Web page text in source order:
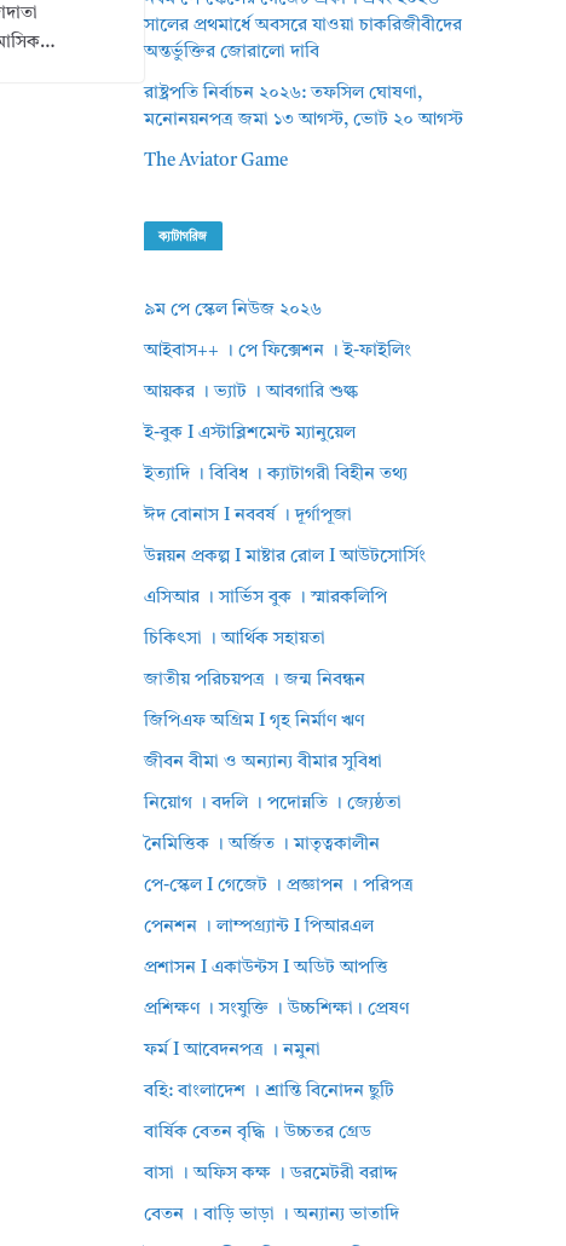
সালের প্রথমার্ধে অবসরে যাওয়া চাকরিজীবীদের
অন্তর্ভুক্তির জোরালো দাবি
রাষ্ট্রপতি নির্বাচন ২০২৬: তফসিল ঘোষণা,
মনোনয়নপত্র জমা ১৩ আগস্ট, ভোট ২০ আগস্ট
The Aviator Game
ক্যাটাগরিজ
৯ম পে স্কেল নিউজ ২০২৬
আইবাস++ । পে ফিক্সেশন । ই-ফাইলিং
আয়কর । ভ্যাট । আবগারি শুল্ক
ই-বুক I এস্টাব্লিশমেন্ট ম্যানুয়েল
ইত্যাদি । বিবিধ । ক্যাটাগরী বিহীন তথ্য
ঈদ বোনাস I নববর্ষ । দূর্গাপূজা
উন্নয়ন প্রকল্প I মাষ্টার রোল I আউটসোর্সিং
এসিআর । সার্ভিস বুক । স্মারকলিপি
চিকিৎসা । আর্থিক সহায়তা
জাতীয় পরিচয়পত্র । জন্ম নিবন্ধন
জিপিএফ অগ্রিম I গৃহ নির্মাণ ঋণ
জীবন বীমা ও অন্যান্য বীমার সুবিধা
নিয়োগ । বদলি । পদোন্নতি । জ্যেষ্ঠতা
নৈমিত্তিক । অর্জিত । মাতৃত্বকালীন
পে-স্কেল I গেজেট । প্রজ্ঞাপন । পরিপত্র
পেনশন । লাম্পগ্র্যান্ট I পিআরএল
প্রশাসন I একাউন্টস I অডিট আপত্তি
প্রশিক্ষণ । সংযুক্তি । উচ্চশিক্ষা। প্রেষণ
ফর্ম I আবেদনপত্র । নমুনা
বহি: বাংলাদেশ । শ্রান্তি বিনোদন ছুটি
বার্ষিক বেতন বৃদ্ধি । উচ্চতর গ্রেড
বাসা । অফিস কক্ষ । ডরমেটরী বরাদ্দ
বেতন । বাড়ি ভাড়া । অন্যান্য ভাতাদি